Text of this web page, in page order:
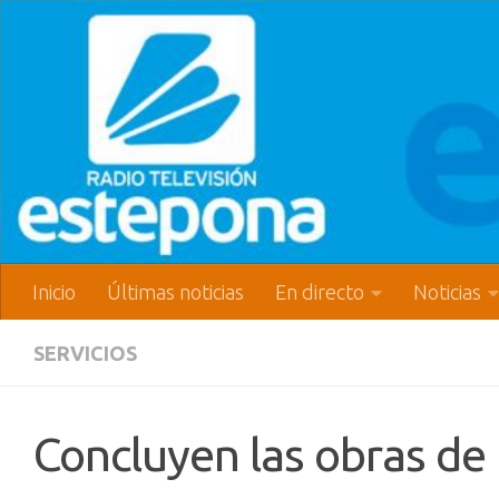
Inicio Últimas noticias En directo Noticias
SERVICIOS
Concluyen las obras